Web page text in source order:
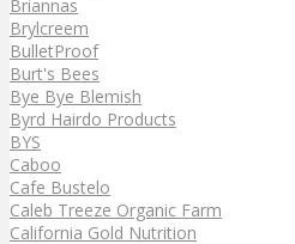
Briannas
Brylcreem
BulletProof
Burt's Bees
Bye Bye Blemish
Byrd Hairdo Products
BYS
Caboo
Cafe Bustelo
Caleb Treeze Organic Farm
California Gold Nutrition